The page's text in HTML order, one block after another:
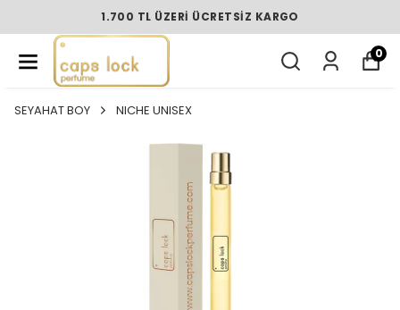
1.700 TL ÜZERI ÜCRETSIZ KARGO
0
SEYAHAT BOY NICHE UNISEX